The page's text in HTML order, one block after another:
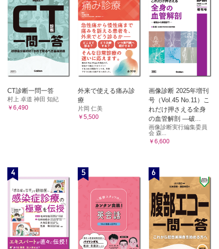
2．地域医療
3．救急医療
4．災害時の医療と公衆衛生
C．医療保障
1．国民医療費
2．医療保険
3．公費負担医療
1．国際協力のしくみ
3．民間の国際協力（NGO）
4．保健に関する国連の機関
別表
1．死因順位の年次変動
2．死因順位・死亡率，性・年齢階級別 2020年
6．水質汚濁に係る環境基準
7．土壌の汚染に係る環境基準
8．騒音に係る環境基準
9．SDGsの17の目標
10．食事摂取基準
11．成人における血圧値の分類
12．肥満度分類
3．公害の特徴とおもな公害事件
C．地球規模の環境問題
1．開発と資源問題
2．地球温暖化
3．酸性雨
4．オゾン層破壊
5．その他の地球環境問題
1．日本における環境基準と対策
2．地球環境の保全
11章 感染症：微生物による病気
1．口からうつる感染（経口感染）
2．空気を介する感染（経気道感染）
3．接触による感染（接触感染）
4．媒介者による感染
5．動物由来感染症（人獣共通感染症）
C．世界における感染症
1．新興感染症
CT診断一問一答
村上 卓道 神田 知紀
￥6,490
外来で使える痛み診
療
片岡 仁美
￥5,500
画像診断 2025年増刊
号（Vol.45 No.11）こ
れだけ押さえる全身
の血管解剖 ―破...
画像診断実行編集委員
会 森...
￥6,600
4 5 6